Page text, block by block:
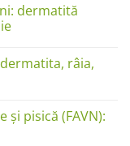
dermatită
râia,
pisică (FAVN):